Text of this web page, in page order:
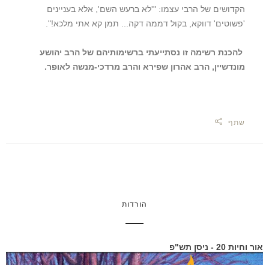
הקדושים של הרבי עצמו: "'לא ברעש השם', אלא בעניינים
'פשוטים' דווקא, בקול דממה דקה... תמן קא אתי מלכא!".
להכנת רשימה זו נסתייעתי ברשימותיהם של הרב יהושע
מונדשיין, הרב אהרון שפירא והרב מרדכי-מנשה לאופר.
שתף
הורדות
אור וחיות 20 - ניסן תש"פ